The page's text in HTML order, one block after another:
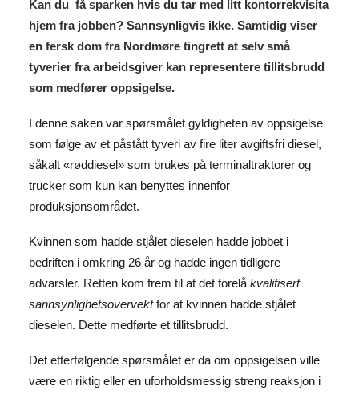
Kan du få sparken hvis du tar med litt kontorrekvisita
hjem fra jobben? Sannsynligvis ikke. Samtidig viser
en fersk dom fra Nordmøre tingrett at selv små
tyverier fra arbeidsgiver kan representere tillitsbrudd
som medfører oppsigelse.
I denne saken var spørsmålet gyldigheten av oppsigelse
som følge av et påstått tyveri av fire liter avgiftsfri diesel,
såkalt «røddiesel» som brukes på terminaltraktorer og
trucker som kun kan benyttes innenfor
produksjonsområdet.
Kvinnen som hadde stjålet dieselen hadde jobbet i
bedriften i omkring 26 år og hadde ingen tidligere
advarsler. Retten kom frem til at det forelå kvalifisert
sannsynlighetsovervektfor at kvinnen hadde stjålet
dieselen. Dette medførte et tillitsbrudd.
Det etterfølgende spørsmålet er da om oppsigelsen ville
være en riktig eller en uforholdsmessig streng reaksjon i